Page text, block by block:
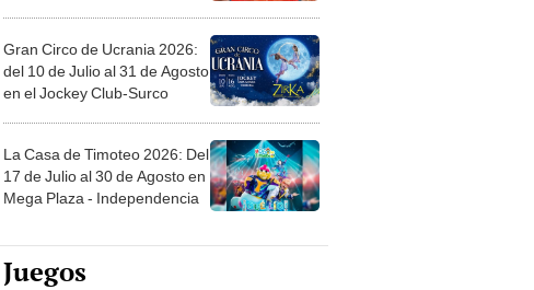
Gran Circo de Ucrania 2026:
del 10 de Julio al 31 de Agosto
en el Jockey Club-Surco
La Casa de Timoteo 2026: Del
17 de Julio al 30 de Agosto en
Mega Plaza - Independencia
Juegos